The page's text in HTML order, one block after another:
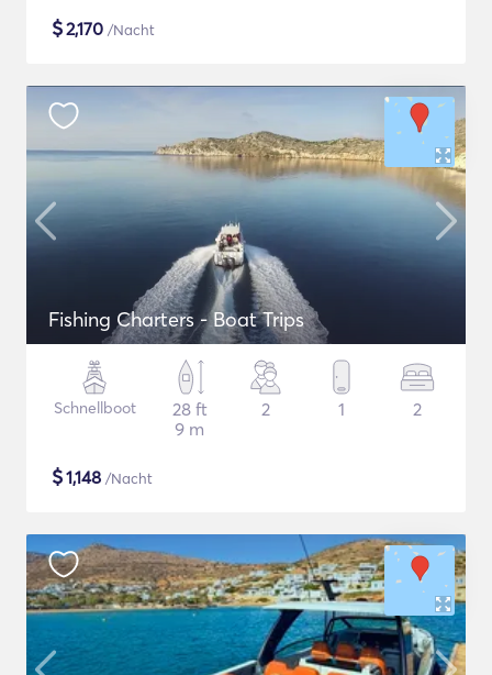
$2,170 /Nacht
Fishing Charters - Boat Trips
Schnellboot
28 ft
9 m
2 1 2
$1,148 /Nacht